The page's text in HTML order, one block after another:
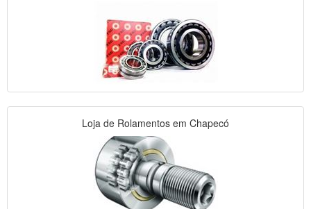
Loja de Rolamentos em Chapecó